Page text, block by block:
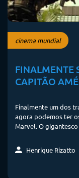
cinema mundial
FINALMENTE
CAPITÃO
Finalmente um dos
agora podemos ter
Marvel. O
Henrique Rizatto